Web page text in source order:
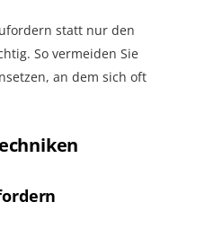
statt nur den
So vermeiden Sie
an dem sich oft